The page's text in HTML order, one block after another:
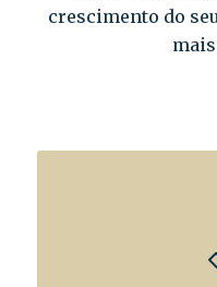
crescimento do